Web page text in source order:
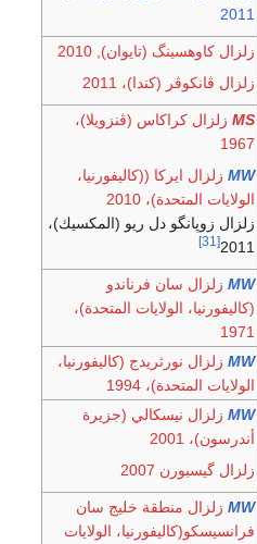
2011
زلزال كاوهسينگ (تايوان), 2010
زلزال ڤانكوڤر (كندا)، 2011
MS
زلزال كراكاس (ڤنزويلا)،
1967
MW
زلزال ايركا ((كاليفورنيا،
الولايات المتحدة)، 2010
زلزال زوپانگو دل ريو (المكسيك)،
2011
[31]
MW
زلزال سان فرناندو
(كاليفورنيا، الولايات المتحدة)،
1971
MW
زلزال نورثريدج (كاليفورنيا،
الولايات المتحدة)، 1994
MW
زلزال نيسكالي (جزيرة
أندرسون)، 2001
زلزال گيسبورن 2007
MW
زلزال منطقة خليج سان
فرانسيسكو(كاليفورنيا، الولايات